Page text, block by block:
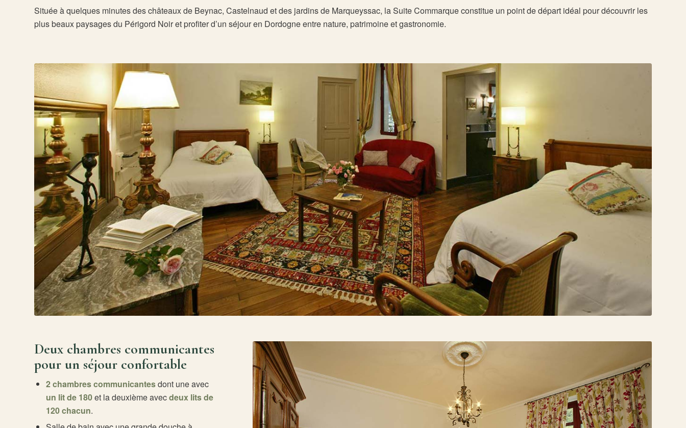
Située à quelques minutes des châteaux de Beynac, Castelnaud et des jardins de Marqueyssac, la Suite Commarque constitue un point de départ idéal pour découvrir les
plus beaux paysages du Périgord Noir et profiter d’un séjour en Dordogne entre nature, patrimoine et gastronomie.
Deux chambres communicantes
pour un séjour confortable
2 chambres communicantesdont une avec
un lit de 180et la deuxième avecdeux lits de
120 chacun.
05 53 29 03 51
06 18 61 61 18
lamalartrie@orange.fr
Mentions légales
Politique de confidentialité
Politique des cookies